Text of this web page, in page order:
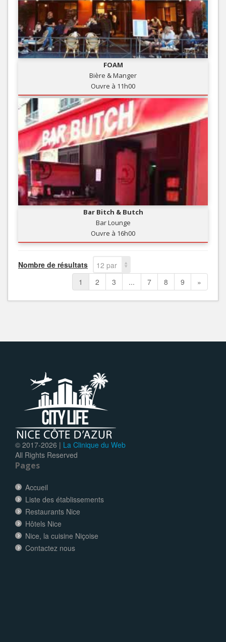
FOAM
Bière & Manger
Ouvre à 11h00
Bar Bitch & Butch
Bar Lounge
Ouvre à 16h00
Nombre de résultats
12 par
page
1 2 3 ... 7 8 9 »
© 2017-2026 | La Clinique du Web
All Rights Reserved
Pages
Accueil
Liste des établissements
Restaurants Nice
Hôtels Nice
Nice, la cuisine Niçoise
Contactez nous